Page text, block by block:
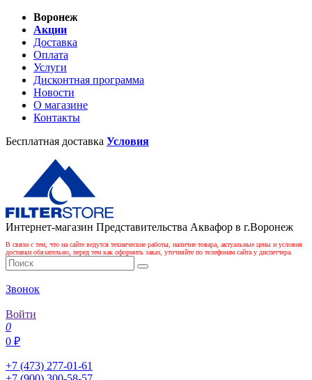
Воронеж
Акции
Доставка
Оплата
Услуги
Дисконтная программа
Новости
О магазине
Контакты
Бесплатная доставка Условия
Интернет-магазин Представительства Аквафор в г.Воронеж
В связи с тем, что на сайте ведутся технические работы, наличие товара, актуальные цены и условия
доставки обязательно, перед тем как оформить заказ, уточняйте по телефонам сайта у диспетчера.
Звонок
Войти
0
0 ₽
+7 (473) 277-01-61